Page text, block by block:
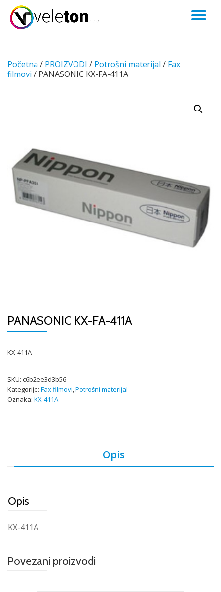
Skip
Početna / PROIZVODI / Potrošni materijal / Fax
filmovi / PANASONIC KX-FA-411A
PANASONIC KX-FA-411A
KX-411A
SKU: c6b2ee3d3b56
Kategorije: Fax filmovi,Potrošni materijal
Oznaka: KX-411A
Opis
Opis
KX-411A
Povezani proizvodi